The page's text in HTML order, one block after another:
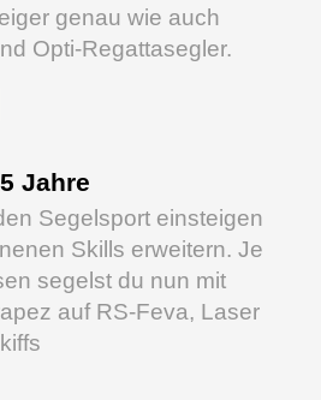
genau wie auch
Opti-Regattasegler.
Jahre
Segelsport einsteigen
Skills erweitern. Je
segelst du nun mit
auf RS-Feva, Laser